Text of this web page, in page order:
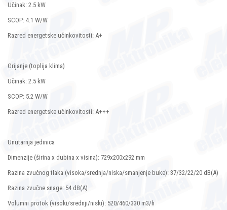
Učinak: 2.5 kW
SCOP: 4.1 W/W
Razred energetske učinkovitosti: A+
Grijanje (toplija klima)
Učinak: 2.5 kW
SCOP: 5.2 W/W
Razred energetske učinkovitosti: A+++
Unutarnja jedinica
Dimenzije (širina x dubina x visina): 729x200x292 mm
Razina zvučnog tlaka (visoka/srednja/niska/smanjenje buke): 37/32/22/20 dB(A)
Razina zvučne snage: 54 dB(A)
Volumni protok (visoki/srednji/niski): 520/460/330 m3/h